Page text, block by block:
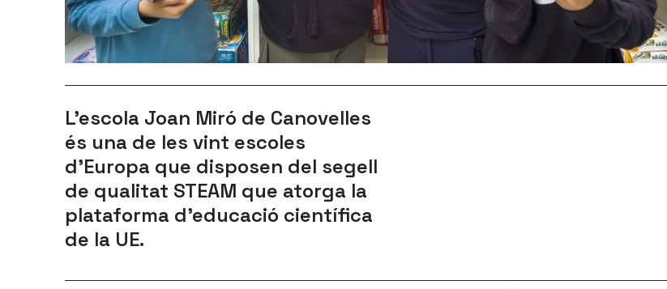
L’escola Joan Miró de Canovelles
és una de les vint escoles
d’Europa que disposen del segell
de qualitat STEAM que atorga la
plataforma d’educació científica
de la UE.